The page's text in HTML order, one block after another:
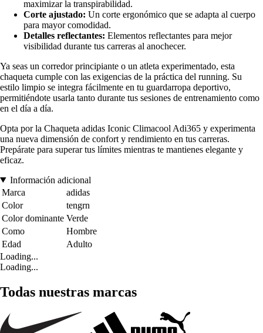
maximizar la transpirabilidad.
Corte ajustado: Un corte ergonómico que se adapta al cuerpo
para mayor comodidad.
Detalles reflectantes: Elementos reflectantes para mejor
visibilidad durante tus carreras al anochecer.
Ya seas un corredor principiante o un atleta experimentado, esta
chaqueta cumple con las exigencias de la práctica del running. Su
estilo limpio se integra fácilmente en tu guardarropa deportivo,
permitiéndote usarla tanto durante tus sesiones de entrenamiento como
en el día a día.
Opta por la Chaqueta adidas Iconic Climacool Adi365 y experimenta
una nueva dimensión de confort y rendimiento en tus carreras.
Prepárate para superar tus límites mientras te mantienes elegante y
eficaz.
Información adicional
Marca
adidas
Color
tengrn
Color dominante Verde
Como
Hombre
Edad
Adulto
Loading...
Loading...
Todas nuestras marcas